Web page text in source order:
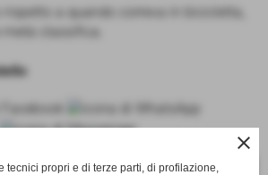
rispetto a quando correva in bicicletta,
classifica.
close
tecnici propri e di terze parti, di profilazione,